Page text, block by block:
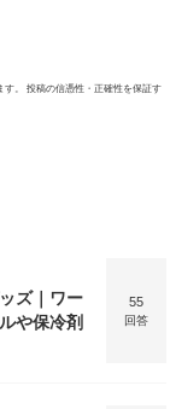
。 投稿の信憑性・正確性を保証す
ズ｜ワー
や保冷剤
55
回答